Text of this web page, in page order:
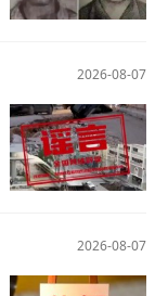
2026-08-07
2026-08-07